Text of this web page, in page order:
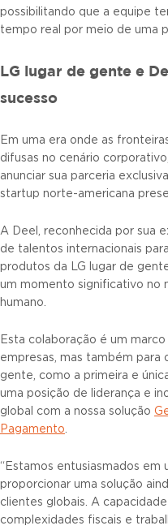
possibilitando que a equipe
tempo real por meio de uma
LG lugar de gente e
sucesso
Em uma era onde as
difusas no cenário
anunciar sua parceria
startup norte-americana
A Deel, reconhecida por sua
de talentos internacionais
produtos da LG lugar de
um momento significativo no
humano.
Esta colaboração é um
empresas, mas também para
gente, como a primeira e
uma posição de liderança e
global com a nossa solução
Pagamento.
“Estamos entusiasmados em
proporcionar uma solução
clientes globais. A
complexidades fiscais e